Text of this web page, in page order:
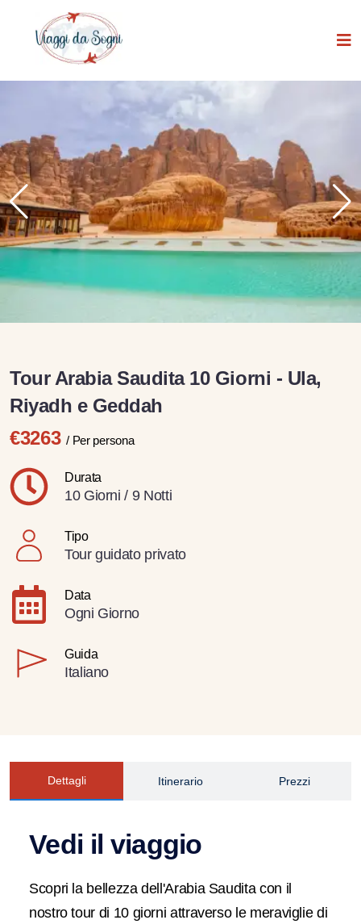
Tour Arabia Saudita 10 Giorni - Ula,
Riyadh e Geddah
€3263/ Per persona
Durata
10 Giorni / 9 Notti
Tipo
Tour guidato privato
Data
Ogni Giorno
Guida
Italiano
Dettagli Itinerario Prezzi
Vedi il viaggio
Scopri la bellezza dell'Arabia Saudita con il
nostro tour di 10 giorni attraverso le meraviglie di